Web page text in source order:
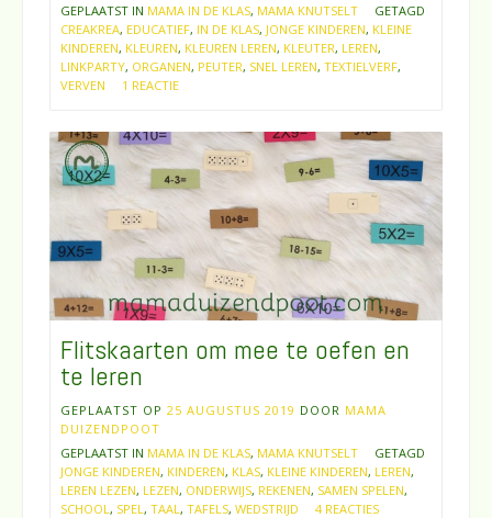
GEPLAATST IN MAMA IN DE KLAS, MAMA KNUTSELT
GETAGD
CREAKREA, EDUCATIEF, IN DE KLAS, JONGE KINDEREN, KLEINE
KINDEREN, KLEUREN, KLEUREN LEREN, KLEUTER, LEREN,
LINKPARTY, ORGANEN, PEUTER, SNEL LEREN, TEXTIELVERF,
VERVEN
1 REACTIE
Flitskaarten om mee te oefen en
te leren
GEPLAATST OP 25 AUGUSTUS 2019 DOOR MAMA
DUIZENDPOOT
GEPLAATST IN MAMA IN DE KLAS, MAMA KNUTSELT
GETAGD
JONGE KINDEREN, KINDEREN, KLAS, KLEINE KINDEREN, LEREN,
LEREN LEZEN, LEZEN, ONDERWIJS, REKENEN, SAMEN SPELEN,
SCHOOL , SPEL , TAAL , TAFELS, WEDSTRIJD 4 REACTIES